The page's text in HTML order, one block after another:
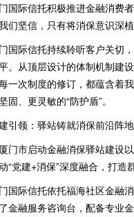
国际信托积极推进金融消费
们坚信，只有将消保意识深
国际信托持续聆听客户关切
。从顶层设计的体制机制建
一次制度的修订，都蕴含着
固、更灵敏的“防护盾”。
引领：驿站铸就消保前沿阵地
门市启动金融消保驿站建设
“党建+消保”深度融合，打造
国际信托依托福海社区金融
金融服务咨询台，配备专业